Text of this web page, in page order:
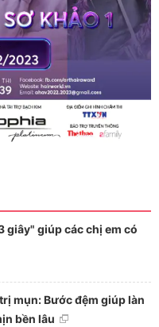
giây" giúp các chị em có
mụn: Bước đệm giúp làn
bền lâu